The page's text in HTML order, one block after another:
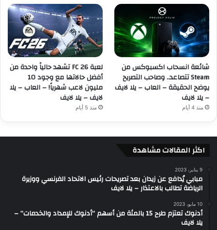
شائعة انسحاب اكسبوكس من
Steam تتصاعد.. وصاحب التصريح
يوضح الحقيقة – العاب – يلا لايف
– يلا لايف
منذ 4 أيام
لعبة FC 26 تشهد حالياً واحدة من
أفضل حالاتها مع وجود 10
مليون لاعب شهرياً! – العاب – يلا
لايف – يلا لايف
منذ 5 أيام
اكثر المقالات مشاهدة
9 يناير، 2023
مبابي يُدافع عن زيدان بعد تصريحات رئيس الاتحاد الفرنسي ووزيرة
الرياضة تطالب بالاعتذار – يلا لايف
10 مايو، 2023
أدنوك تعتزم طرح 15 بالمئة من أسهم “أدنوك للإمداد والخدمات” –
يلا لايف